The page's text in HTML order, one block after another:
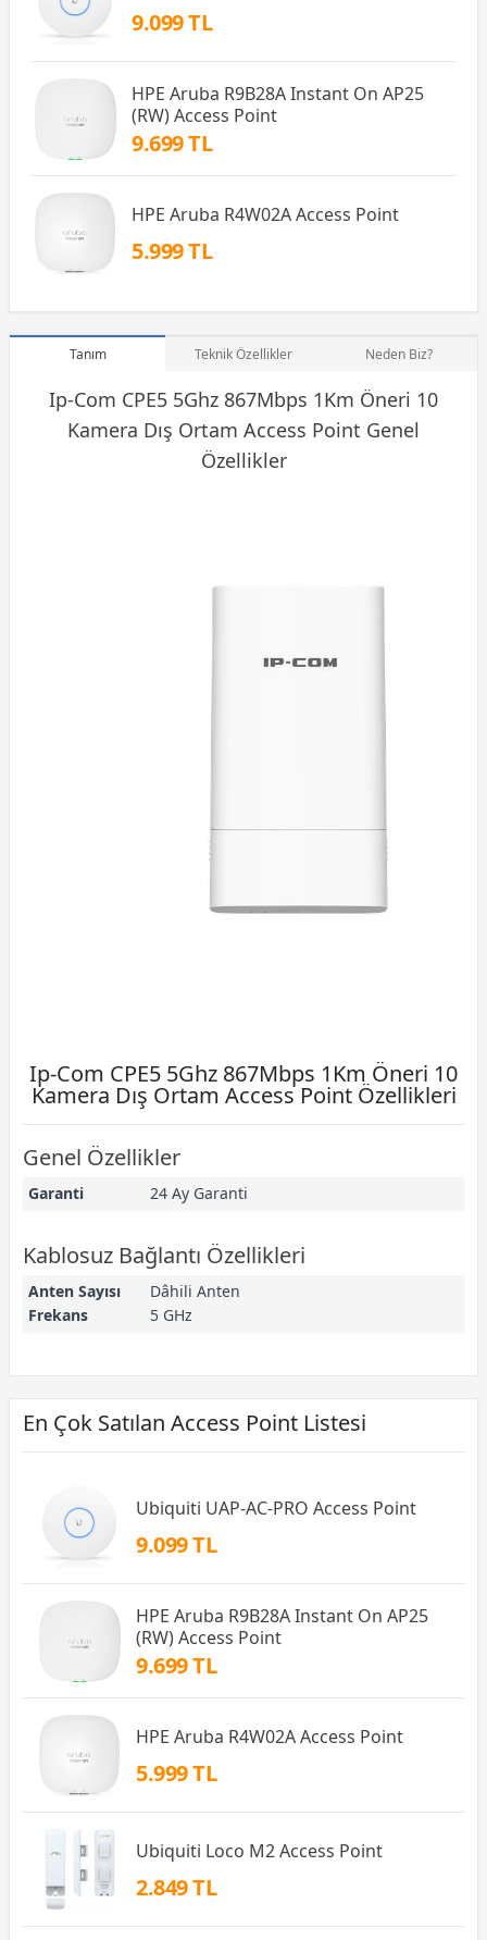
9.099 TL
HPE Aruba R9B28A Instant On AP25
(RW) Access Point
9.699 TL
HPE Aruba R4W02A Access Point
5.999 TL
Tanım Teknik Özellikler Neden Biz?
Ip-Com CPE5 5Ghz 867Mbps 1Km Öneri 10
Kamera Dış Ortam Access Point Genel
Özellikler
Ip-Com CPE5 5Ghz 867Mbps 1Km Öneri 10
Kamera Dış Ortam Access Point Özellikleri
Genel Özellikler
Garanti 24 Ay Garanti
Kablosuz Bağlantı Özellikleri
Anten Sayısı
Dâhili Anten
Frekans
5 GHz
En Çok Satılan Access Point Listesi
Ubiquiti UAP-AC-PRO Access Point
9.099 TL
HPE Aruba R9B28A Instant On AP25
(RW) Access Point
9.699 TL
HPE Aruba R4W02A Access Point
5.999 TL
Ubiquiti Loco M2 Access Point
2.849 TL